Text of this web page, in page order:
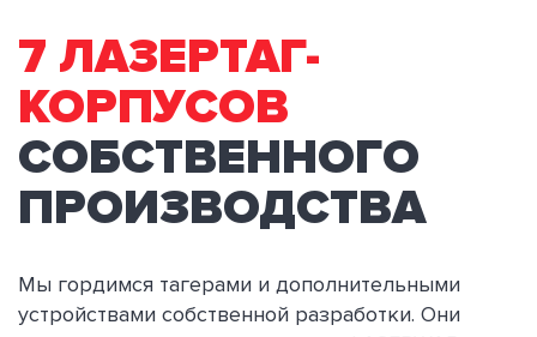
7 ЛАЗЕРТАГ-
КОРПУСОВ
СОБСТВЕННОГО
ПРОИЗВОДСТВА
Мы гордимся тагерами и дополнительными
устройствами собственной разработки. Они